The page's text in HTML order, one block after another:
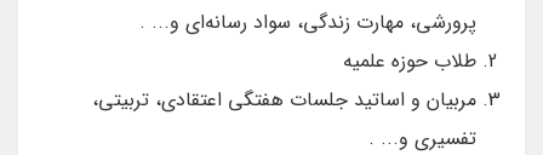
پرورشی، مهارت زندگی، سواد رسانه‌ای و... .
طلاب حوزه علمیه
مربیان و اساتید جلسات هفتگی اعتقادی، تربیتی،
تفسیری و... .